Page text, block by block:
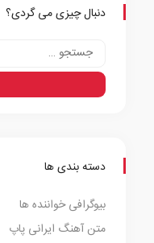
دنبال چیزی می گردی؟
دسته بندی ها
بیوگرافی خواننده ها
متن آهنگ ایرانی پاپ